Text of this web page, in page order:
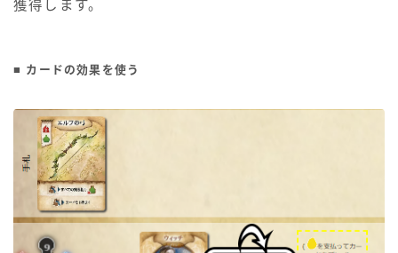
獲得します。
■ カードの効果を使う